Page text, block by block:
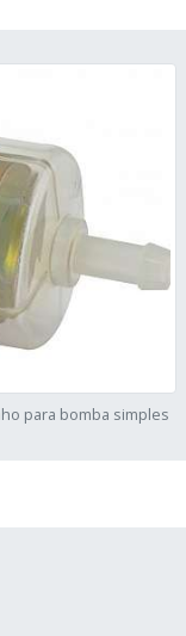
para bomba simples